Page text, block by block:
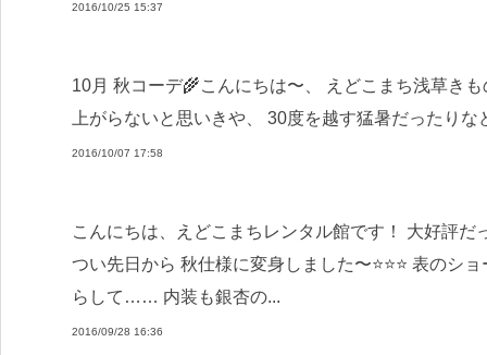
2016/10/25 15:37
10月 秋コーデ🌾こんにちは〜、 えどこまち浅草き
上がらないと思いきや、 30度を越す猛暑だったりな
2016/10/07 17:58
こんにちは、えどこまちレンタル館です！ 大好評
つい先日から 秋仕様に変身しました〜⭐️⭐️⭐️ 表のシ
らして…… 内装も銀杏の...
2016/09/28 16:36